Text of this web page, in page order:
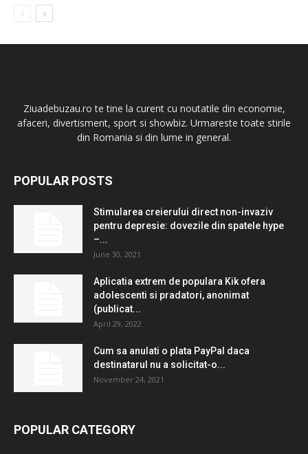
Ziuadebuzau.ro te tine la curent cu noutatile din economie,
afaceri, divertisment, sport si showbiz. Urmareste toate stirile
din Romania si din lume in general.
POPULAR POSTS
Stimularea creierului direct non-invaziv
pentru depresie: dovezile din spatele hype
–...
June 30, 2021
Aplicatia extrem de populara Kik ofera
adolescenti si pradatori, anonimat
(publicat...
April 29, 2022
Cum sa anulati o plata PayPal daca
destinatarul nu a solicitat-o...
November 24, 2021
POPULAR CATEGORY